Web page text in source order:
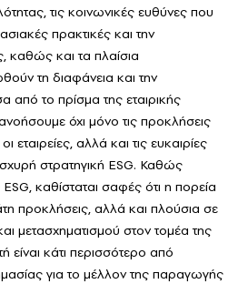
τις κοινωνικές ευθύνες που
πρακτικές και την
καθώς και τα πλαίσια
τη διαφάνεια και την
από το πρίσμα της εταιρικής
όχι μόνο τις προκλήσεις
εταιρείες, αλλά και τις ευκαιρίες
στρατηγική ESG. Καθώς
καθίσταται σαφές ότι η πορεία
προκλήσεις, αλλά και πλούσια σε
μετασχηματισμού στον τομέα της
είναι κάτι περισσότερο από
για το μέλλον της παραγωγής